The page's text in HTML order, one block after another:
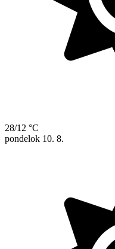
28/12 °C
pondelok 10. 8.